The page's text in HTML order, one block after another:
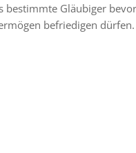
bestimmte Gläubiger
befriedigen